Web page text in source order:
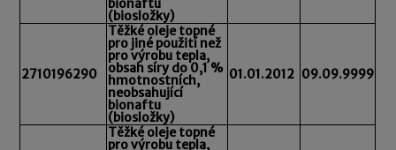
bionaftu
(biosložky)
2710196290
Těžké oleje topné
pro jiné použití než
pro výrobu tepla,
obsah síry do 0,1 %
hmotnostních,
neobsahující
bionaftu
(biosložky)
01.01.2012 09.09.9999
Těžké oleje topné
pro výrobu tepla,